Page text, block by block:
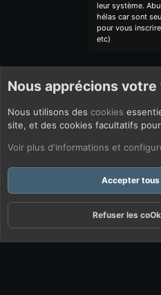
leur système.
hélas car sont
pour vous
etc)
Nous apprécions votre
Nous utilisons des cookies
site, et des cookies facultatifs
Voir plus d'informations et
Accepter tous
Refuser les